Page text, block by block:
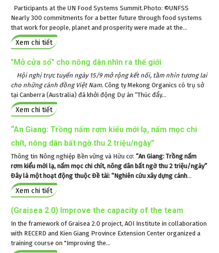
Participants at the UN Food Systems Summit.Photo: ©UNFSS
Nearly 300 commitments for a better future through food systems
that work for people, planet and prosperity were made at the...
Xem chi tiết
"Mở cửa sổ" cho nông dân nhìn ra thế giới
Hội nghị trực tuyến ngày 15/9 mở rộng kết nối, tầm nhìn tương lai
cho những cánh đồng Việt Nam. Công ty Mekong Organics có trụ sở
tại Canberra (Australia) đã khởi động Dự án “Thúc đẩy...
Xem chi tiết
“An Giang: Trồng nấm rơm kiểu mới lạ, nấm mọc chi
chít, nông dân bất ngờ thu 2 triệu/ngày”
Thông tin Nông nghiệp Bền vững và Hữu cơ:“An Giang: Trồng nấm
rơm kiểu mới lạ, nấm mọc chi chít, nông dân bất ngờ thu 2 triệu/ngày”
Đây là một hoạt động thuộc Đề tài: “Nghiên cứu xây dựng cánh...
Xem chi tiết
(Graisea 2.0) Improve the capacity of the team
In the framework of Graisea 2.0 project, AOI Institute in collaboration
with RECERD and Kien Giang Province Extension Center organized a
training course on "Improving the...